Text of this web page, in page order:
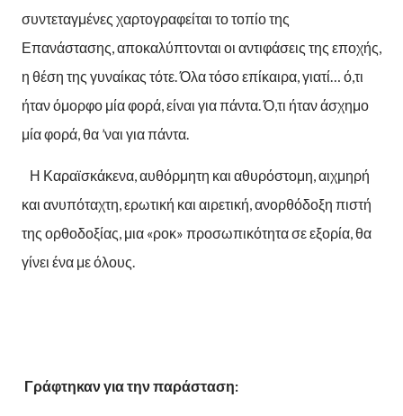
συντεταγμένες χαρτογραφείται το τοπίο της
Επανάστασης, αποκαλύπτονται οι αντιφάσεις της εποχής,
η θέση της γυναίκας τότε. Όλα τόσο επίκαιρα, γιατί… ό,τι
ήταν όμορφο μία φορά, είναι για πάντα. Ό,τι ήταν άσχημο
μία φορά, θα ’ναι για πάντα.
Η Καραϊσκάκενα, αυθόρμητη και αθυρόστομη, αιχμηρή
και ανυπόταχτη, ερωτική και αιρετική, ανορθόδοξη πιστή
της ορθοδοξίας, μια «ροκ» προσωπικότητα σε εξορία, θα
γίνει ένα με όλους.
Γράφτηκαν για την παράσταση: